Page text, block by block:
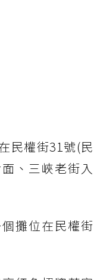
民權街31號(民
、三峽老街入
攤位在民權街